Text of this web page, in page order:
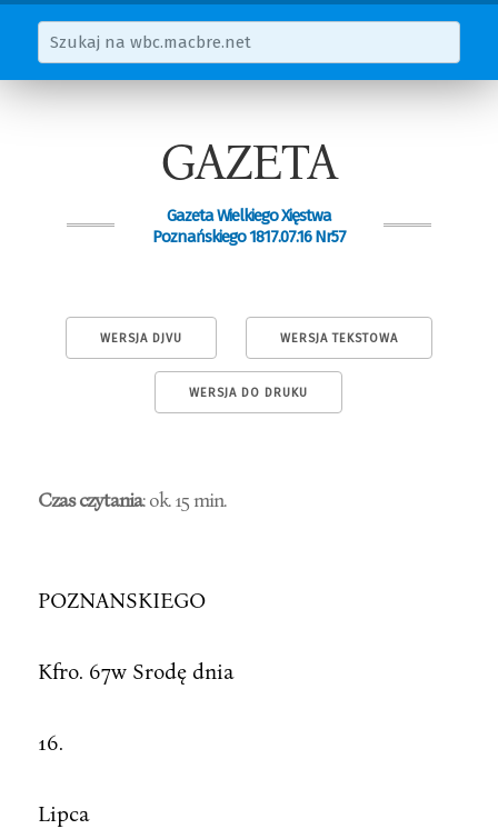
GAZETA
Gazeta Wielkiego Xięstwa
Poznańskiego 1817.07.16 Nr57
WERSJA DJVU WERSJA TEKSTOWA
WERSJA DO DRUKU
Czas czytania: ok. 15 min.
POZNANSKIEGO
Kfro. 67w Srodę dnia
16.
Lipca